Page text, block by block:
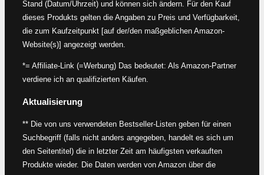
Stand (Datum/Uhrzeit) und können sich ändern. Für den Kauf
dieses Produkts gelten die Angaben zu Preis und Verfügbarkeit,
die zum Kaufzeitpunkt [auf der/den maßgeblichen Amazon-
Website(s)] angezeigt werden.
*= Affiliate-Link (=Werbung) Das bedeutet: Als Amazon-Partner
verdiene ich an qualifizierten Käufen.
Aktualisierung
** Die von uns verwendeten Bestseller-Listen geben für einen
Suchbegriff (falls nicht anders angegeben, handelt es sich um
den Seitentitel) die in letzter Zeit am häufigsten verkauften
Produkte wieder. Die Daten werden von Amazon über die